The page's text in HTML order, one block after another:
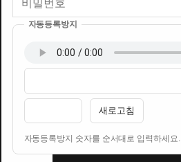
이름필수
비밀번호필수
자동등록방지
새로고침
자동등록방지 숫자를 순서대로 입력하세요.